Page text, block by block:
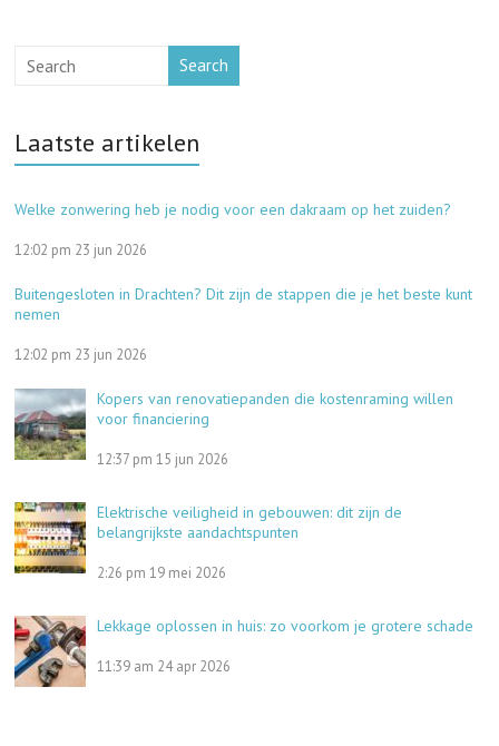
Search
Laatste artikelen
Welke zonwering heb je nodig voor een dakraam op het zuiden?
12:02 pm 23 jun 2026
Buitengesloten in Drachten? Dit zijn de stappen die je het beste kunt
nemen
12:02 pm 23 jun 2026
Kopers van renovatiepanden die kostenraming willen
voor financiering
12:37 pm 15 jun 2026
Elektrische veiligheid in gebouwen: dit zijn de
belangrijkste aandachtspunten
2:26 pm 19 mei 2026
Lekkage oplossen in huis: zo voorkom je grotere schade
11:39 am 24 apr 2026